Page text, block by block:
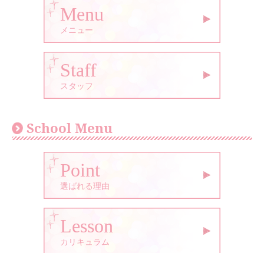
Menu
メニュー
Staff
スタッフ
School Menu
Point
選ばれる理由
Lesson
カリキュラム